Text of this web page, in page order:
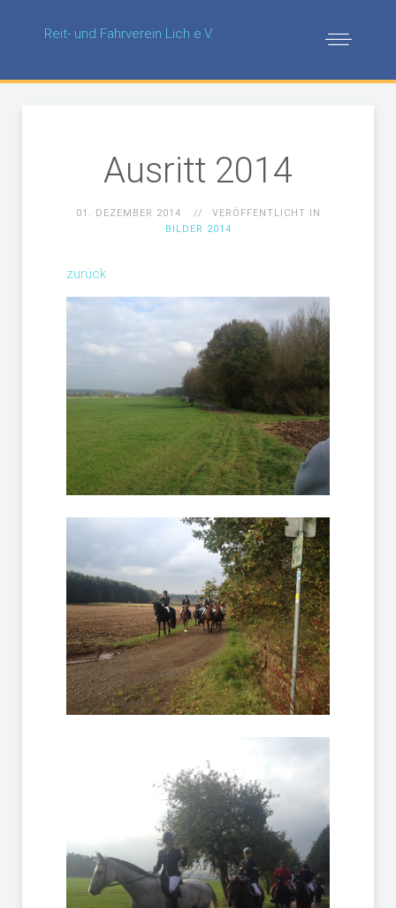
Reit- und Fahrverein Lich e.V.
Ausritt 2014
01. DEZEMBER 2014
VERÖFFENTLICHT IN
BILDER 2014
zurück